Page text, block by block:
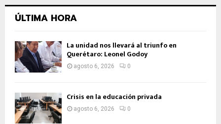
ÚLTIMA HORA
La unidad nos llevará al triunfo en
Querétaro: Leonel Godoy
agosto 6, 2026 0
Crisis en la educación privada
agosto 6, 2026 0